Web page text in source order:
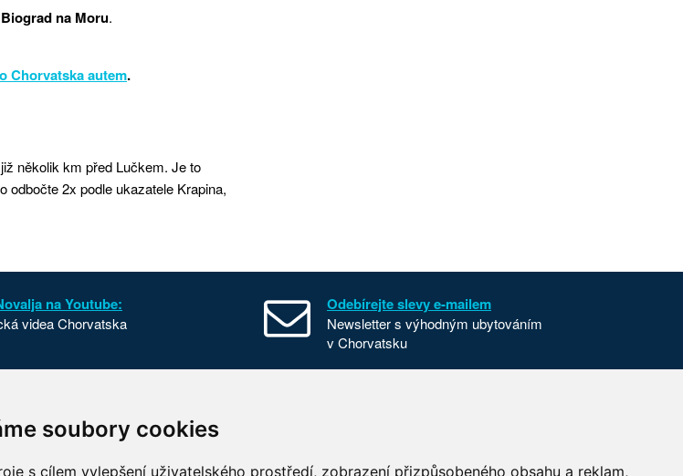
soubory cookies
s cílem vylepšení uživatelského prostředí, zobrazení přizpůsobeného obsahu a reklam,
Biograd na Moru.
Chorvatska autem.
několik km před Lučkem. Je to
odbočte 2x podle ukazatele Krapina,
na Youtube:
videa Chorvatska
Odebírejte slevy e-mailem
Newsletter s výhodným ubytováním
v Chorvatsku
O nás
FKSP
Používání cookies